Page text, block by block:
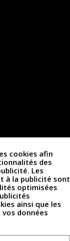
cookies afin
des
Les
à la publicité sont
optimisées
ainsi que les
données